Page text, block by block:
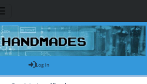
Log in